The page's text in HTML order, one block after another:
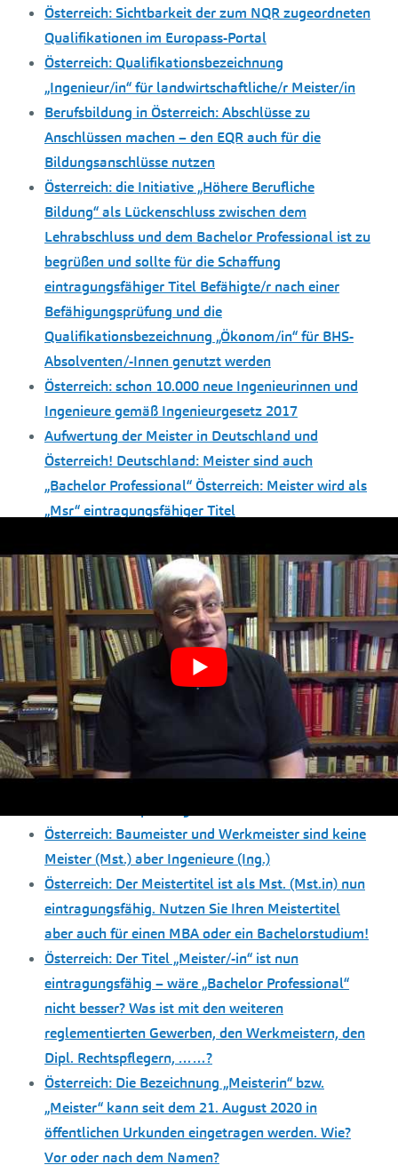
Österreich: Sichtbarkeit der zum NQR zugeordneten
Qualifikationen im Europass-Portal
Österreich: Qualifikationsbezeichnung
„Ingenieur/in“ für landwirtschaftliche/r Meister/in
Berufsbildung in Österreich: Abschlüsse zu
Anschlüssen machen – den EQR auch für die
Bildungsanschlüsse nutzen
Österreich: die Initiative „Höhere Berufliche
Bildung“ als Lückenschluss zwischen dem
Lehrabschluss und dem Bachelor Professional ist zu
begrüßen und sollte für die Schaffung
eintragungsfähiger Titel Befähigte/r nach einer
Befähigungsprüfung und die
Qualifikationsbezeichnung „Ökonom/in“ für BHS-
Absolventen/-Innen genutzt werden
Österreich: schon 10.000 neue Ingenieurinnen und
Ingenieure gemäß Ingenieurgesetz 2017
Aufwertung der Meister in Deutschland und
Österreich! Deutschland: Meister sind auch
„Bachelor Professional“ Österreich: Meister wird als
„Msr“ eintragungsfähiger Titel
zum Titel „Oec.“ – warum eigentlich nicht?
Die Meisterprüfung ist dem Bachelorabschluss
gleichwertig, erlaubt die Zulassung zu Studien und
zur Führung des Gütesiegels „Meisterbetrieb“
EQR – Europäischer Qualifikationsrahmen
EQR, DQR, NQR, me, Ing., Msr., Bachelor
Professional, PhD …….?
Gütesiegel „staatlich geprüft“ für
reglementierte Gewerbe
Ing. – Dipl.HTL-Ing. – Bachelor? – MBA!
Österreich: Baumeister und Werkmeister sind keine
Meister (Mst.) aber Ingenieure (Ing.)
Österreich: Der Meistertitel ist als Mst. (Mst.in) nun
eintragungsfähig. Nutzen Sie Ihren Meistertitel
aber auch für einen MBA oder ein Bachelorstudium!
Österreich: Der Titel „Meister/-in“ ist nun
eintragungsfähig – wäre „Bachelor Professional“
nicht besser? Was ist mit den weiteren
reglementierten Gewerben, den Werkmeistern, den
Dipl. Rechtspflegern, ……?
Österreich: Die Bezeichnung „Meisterin“ bzw.
„Meister“ kann seit dem 21. August 2020 in
öffentlichen Urkunden eingetragen werden. Wie?
Vor oder nach dem Namen?